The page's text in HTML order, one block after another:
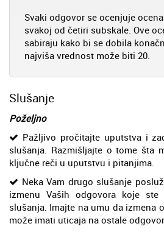
Svaki odgovor se ocenjuje
svakoj od četiri subskale. Ove
sabiraju kako bi se dobila
najviša vrednost može biti 20.
Slušanje
Poželjno
Pažljivo pročitajte uputstva i
slušanja. Razmišljajte o tome šta
ključne reči u uputstvu i pitanjima.
Neka Vam drugo slušanje
izmenu Vaših odgovora koje
slušanja. Imajte na umu da izmena
može imati uticaja na ostale